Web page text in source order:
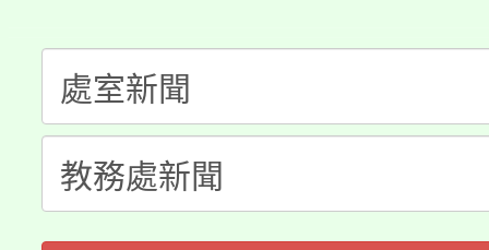
半價優惠，詳情可洽有
者。
份教師研習
淨零綠生活教案入校路
會
115年食農教育專業人
程